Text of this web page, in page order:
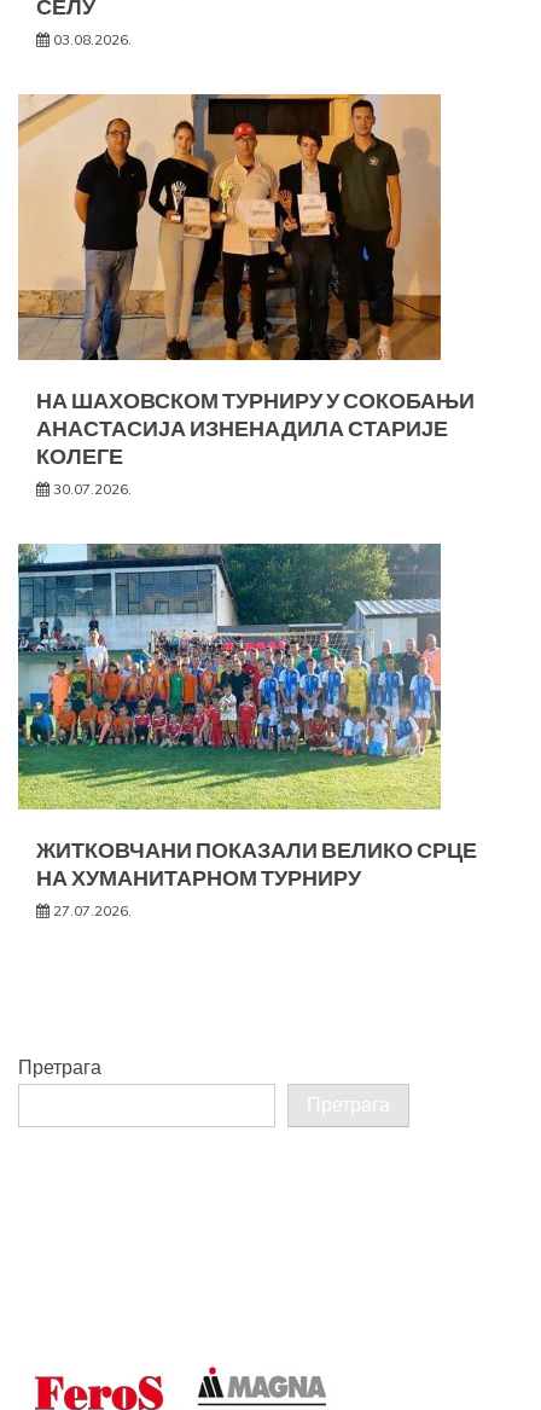
СЕЛУ
03.08.2026.
НА ШАХОВСКОМ ТУРНИРУ У СОКОБАЊИ
АНАСТАСИЈА ИЗНЕНАДИЛА СТАРИЈЕ
КОЛЕГЕ
30.07.2026.
ЖИТКОВЧАНИ ПОКАЗАЛИ ВЕЛИКО СРЦЕ
НА ХУМАНИТАРНОМ ТУРНИРУ
27.07.2026.
Претрага
Претрага